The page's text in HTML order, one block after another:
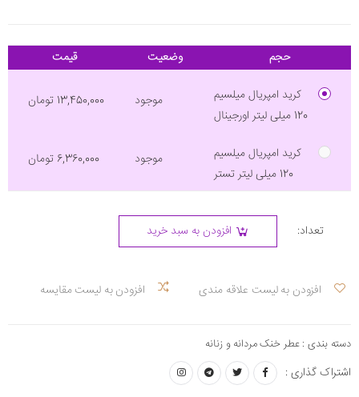
حجم وضعیت قیمت
کرید امپریال میلسیم
120 میلی لیتر اورجینال
موجود 13,450,000 تومان
کرید امپریال میلسیم
120 میلی لیتر تستر
موجود 6,360,000 تومان
تعداد: افزودن به سبد خرید
افزودن به لیست علاقه مندی افزودن به لیست مقایسه
دسته بندی :عطر خنک مردانه و زنانه
اشتراک گذاری :